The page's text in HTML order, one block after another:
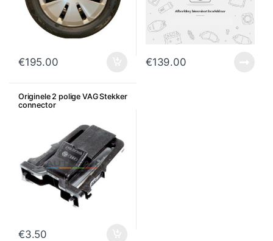
€195.00 €139.00
Originele 2 polige VAG Stekker
connector
€3.50